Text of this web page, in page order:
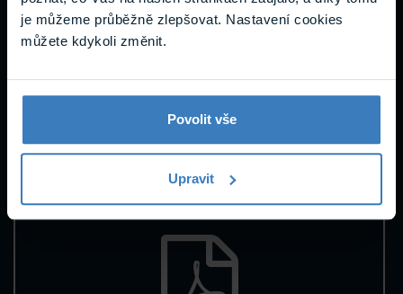
je můžeme průběžně zlepšovat. Nastavení cookies
můžete kdykoli změnit.
Povolit vše
Upravit
podpora
Marketingové materiály